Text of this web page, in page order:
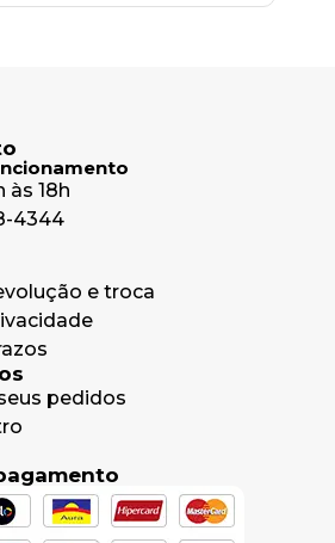
às 18h
4344
e troca
pedidos